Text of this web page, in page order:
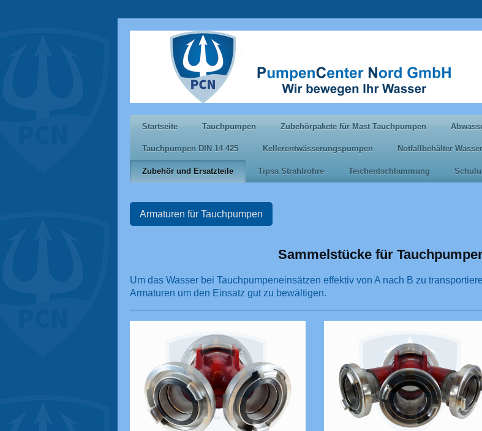
Startseite Tauchpumpen Zubehörpakete für Mast Tauchpumpen
Tauchpumpen DIN 14 425 Kellerentwässerungspumpen Notfallbehälter Wasser
Zubehör und Ersatzteile Tipsa Strahlrohre Teichentschlammung
Armaturen für Tauchpumpen
Sammelstücke für
Um das Wasser bei Tauchpumpeneinsätzen effektiv von A nach B zu
Armaturen um den Einsatz gut zu bewältigen.